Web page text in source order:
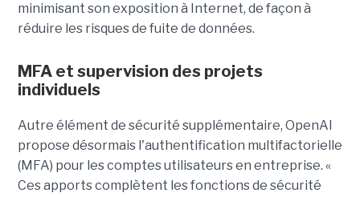
minimisant son exposition à Internet, de façon à
réduire les risques de fuite de données.
MFA et supervision des projets
individuels
Autre élément de sécurité supplémentaire, OpenAI
propose désormais l'authentification multifactorielle
(MFA) pour les comptes utilisateurs en entreprise. «
Ces apports complètent les fonctions de sécurité